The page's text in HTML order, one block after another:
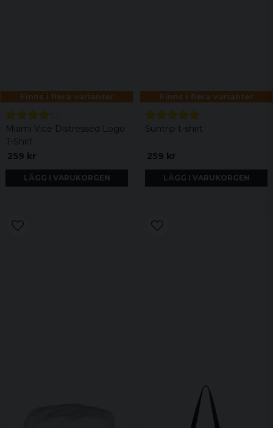
Finns i flera varianter
Miami Vice Distressed Logo
T-Shirt
259 kr
LÄGG I VARUKORGEN
Finns i flera varianter
Suntrip t-shirt
259 kr
LÄGG I VARUKORGEN